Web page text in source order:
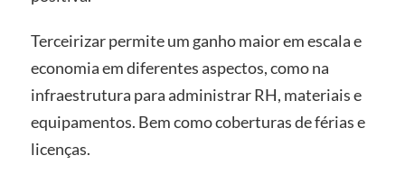
Terceirizar permite um ganho maior em escala e
economia em diferentes aspectos, como na
infraestrutura para administrar RH, materiais e
equipamentos. Bem como coberturas de férias e
licenças.